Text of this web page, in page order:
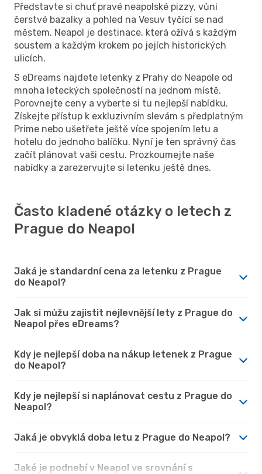
Představte si chuť pravé neapolské pizzy, vůni
čerstvé bazalky a pohled na Vesuv tyčící se nad
městem. Neapol je destinace, která ožívá s každým
soustem a každým krokem po jejích historických
ulicích.
S eDreams najdete letenky z Prahy do Neapole od
mnoha leteckých společností na jednom místě.
Porovnejte ceny a vyberte si tu nejlepší nabídku.
Získejte přístup k exkluzivním slevám s předplatným
Prime nebo ušetřete ještě více spojením letu a
hotelu do jednoho balíčku. Nyní je ten správný čas
začít plánovat vaši cestu. Prozkoumejte naše
nabídky a zarezervujte si letenku ještě dnes.
Často kladené otázky o letech z
Prague do Neapol
Jaká je standardní cena za letenku z Prague
do Neapol?
Jak si můžu zajistit nejlevnější lety z Prague do
Neapol přes eDreams?
Kdy je nejlepší doba na nákup letenek z Prague
do Neapol?
Kdy je nejlepší si naplánovat cestu z Prague do
Neapol?
Jaká je obvyklá doba letu z Prague do Neapol?
Jaké je podnebí v Neapol ve srovnání s